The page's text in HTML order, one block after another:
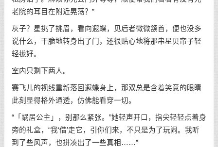
老院的耳目在附近晃荡？”
灰子？星挑了挑眉，看向遐蝶，见后者微微颔首，便也没多
说什么，干脆地转身出了门，还很贴心地将那串星贝帘子轻
轻拢好。
室内只剩下两人。
赛飞儿的视线重新落回遐蝶身上，那双总是含着笑意的眼睛
此刻显得格外通透，仿佛能看穿一切。
“「蜗居公主」，别那么紧张。”她轻声开口，指尖轻轻点着身
旁的礼盒，“我‘借’走它，引你们来，不只是为了玩闹。我听
到了些风声，也拼凑出了一些真相……”